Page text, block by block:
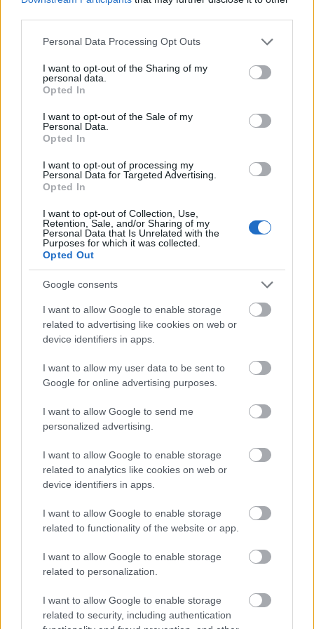
Please note that this website/app uses one or more Google
not limited to your visit or usage behaviour. You may click to
grant or deny consent to Google and its third-party tags to
use your data for below specified purposes in below Google
consent section.
Personal Data Processing Opt Outs
I want to opt-out of the Sharing of my
personal data.
Opted In
I want to opt-out of the Sale of my
Personal Data.
Opted In
I want to opt-out of processing my
Personal Data for Targeted Advertising.
Opted In
I want to opt-out of Collection, Use,
Retention, Sale, and/or Sharing of my
Personal Data that Is Unrelated with the
Purposes for which it was collected.
Opted Out
Google consents
I want to allow Google to enable storage
related to advertising like cookies on web or
device identifiers in apps.
I want to allow my user data to be sent to
Google for online advertising purposes.
I want to allow Google to send me
personalized advertising.
I want to allow Google to enable storage
related to analytics like cookies on web or
device identifiers in apps.
I want to allow Google to enable storage
related to functionality of the website or app.
I want to allow Google to enable storage
related to personalization.
I want to allow Google to enable storage
related to security, including authentication
KaTe
6 éve
garantálnak, szóval azért óvatosan azzal a valag
pénzzel...
Reactor
6 éve
Digi-Dagi-Daganat kergeti a halakat... :D
ebella
6 éve
A Digi jó egy évtizedig szolgáltatott nekem. Voltak,
hibák de a még tolerálható kategóriában. (Mondjuk
az idegesített hogy a szerződésszámot kérdezték
minden hibabejelentésnél, mert nem elég a címem,
nevem, meg az a telefonszám amit ők adtak és
ellenőrizni is tudják, hogy arról telefonálok /persze,
ha nem a telefonvonal volt tropa/, de ezt is
elviseltem.) Egyszer duplájára emelték szó nélkül az
előfizetést. Mondom ezt hogy? Azt mondták, lejárt a
hűségidőm és innen hatezer valamennyi. Mondom
lejárt, de nagyon régen. Nem baj, ők a szerződés
akkor felmondom a szerződést. Azt mondja a dagi
csaj a ügyfélszolgálaton, írjak egy levelet a
Mondom, nehogy már könyörgő levelet írjak nekik.
Nem vagyok együttműködő mondja ő. Ja, mondom
abban semmiképpen, hogy dupláját fizessem mint
eddig, ugyanazért. Felmondom. Ráadásul ott az
ajánlat háromezer hétről, gyorsabb nettel és öt